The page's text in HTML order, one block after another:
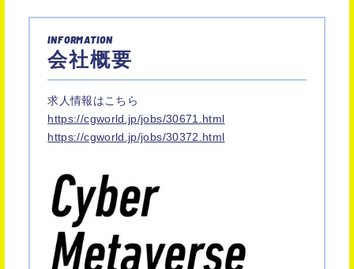
INFORMATION
会社概要
求人情報はこちら
https://cgworld.jp/jobs/30671.html
https://cgworld.jp/jobs/30372.html